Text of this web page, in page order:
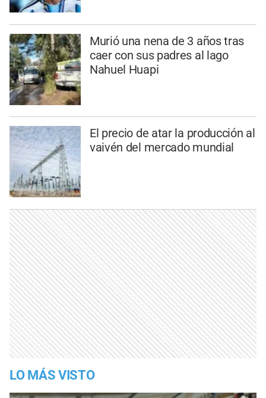
Murió una nena de 3 años tras
caer con sus padres al lago
Nahuel Huapi
El precio de atar la producción al
vaivén del mercado mundial
LO MÁS VISTO